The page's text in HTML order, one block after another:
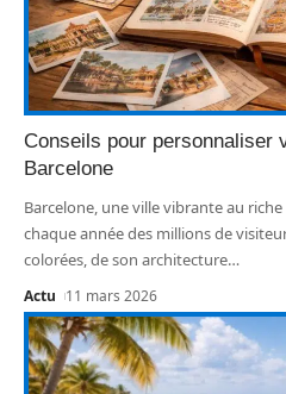
Conseils pour personnaliser
Barcelone
Barcelone, une ville vibrante au
chaque année des millions de
colorées, de son architecture…
Actu 11 mars 2026